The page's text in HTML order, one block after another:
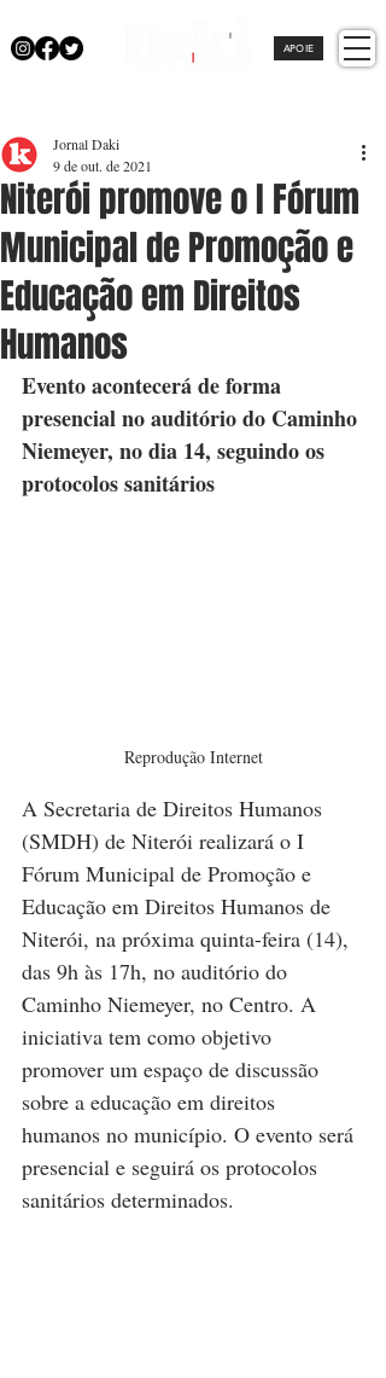
APOIE
Niterói promove o I Fórum
Municipal de Promoção e
Educação em Direitos
Humanos
Jornal Daki
9 de out. de 2021
Evento acontecerá de forma
presencial no auditório do Caminho
Niemeyer, no dia 14, seguindo os
protocolos sanitários
Reprodução Internet
A Secretaria de Direitos Humanos
(SMDH) de Niterói realizará o I
Fórum Municipal de Promoção e
Educação em Direitos Humanos de
Niterói, na próxima quinta-feira (14),
das 9h às 17h, no auditório do
Caminho Niemeyer, no Centro. A
iniciativa tem como objetivo
promover um espaço de discussão
sobre a educação em direitos
humanos no município. O evento será
presencial e seguirá os protocolos
sanitários determinados.